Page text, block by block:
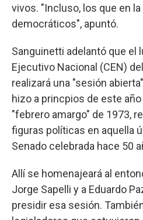
vivos. "Incluso, los que en
democráticos", apuntó.
Sanguinetti adelantó que el
Ejecutivo Nacional (CEN)
realizará una "sesión
hizo a princpios de este año
"febrero amargo" de 1973,
figuras políticas en aquella
Senado celebrada hace 50
Allí se homenajeará al
Jorge Sapelli y a Eduardo
presidir esa sesión.